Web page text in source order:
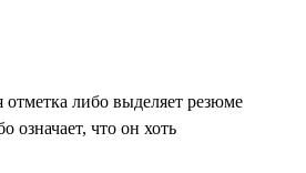
отметка либо выделяет резюме
означает, что он хоть